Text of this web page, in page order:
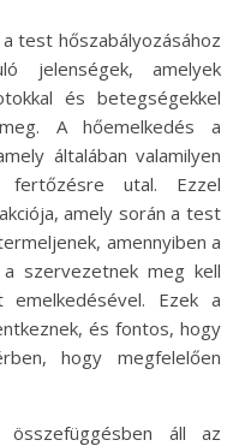
jelenségek, amelyek
és betegségekkel
A hőemelkedés a
általában valamilyen
fertőzésre utal. Ezzel
amely során a test
amennyiben a
szervezetnek meg kell
Ezek a
és fontos, hogy
hogy megfelelően
áll az